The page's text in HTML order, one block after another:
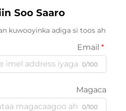
Soo Saaro
kuwooyinka adiga si toos ah.
0/100
Magaca
0/100